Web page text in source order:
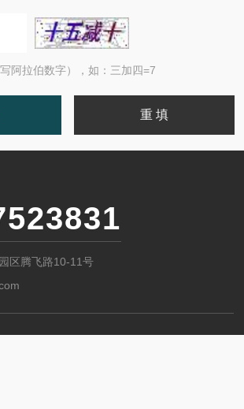
阿拉伯数字），如：三加四=7
区腾飞路10-11号